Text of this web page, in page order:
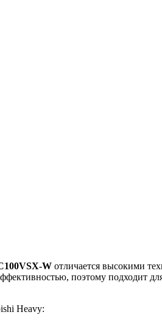
W отличается высокими
поэтому подходит
Heavy: